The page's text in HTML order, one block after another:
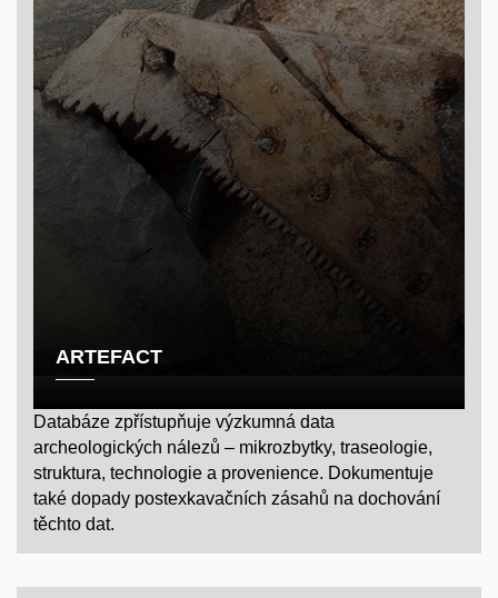
ARTEFACT
Databáze zpřístupňuje výzkumná data
archeologických nálezů – mikrozbytky, traseologie,
struktura, technologie a provenience. Dokumentuje
také dopady postexkavačních zásahů na dochování
těchto dat.